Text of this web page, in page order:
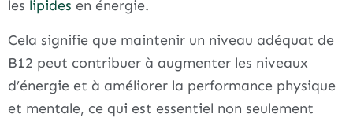
les lipides en énergie.
Cela signifie que maintenir un niveau adéquat de
B12 peut contribuer à augmenter les niveaux
d’énergie et à améliorer la performance physique
et mentale, ce qui est essentiel non seulement